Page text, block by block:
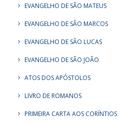
EVANGELHO DE SÃO MATEUS
EVANGELHO DE SÃO MARCOS
EVANGELHO DE SÃO LUCAS
EVANGELHO DE SÃO JOÃO
ATOS DOS APÓSTOLOS
LIVRO DE ROMANOS
PRIMEIRA CARTA AOS CORÍNTIOS